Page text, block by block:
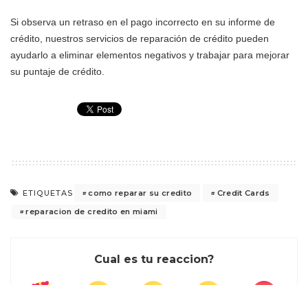
Si observa un retraso en el pago incorrecto en su informe de
crédito, nuestros servicios de reparación de crédito pueden
ayudarlo a eliminar elementos negativos y trabajar para mejorar
su puntaje de crédito.
ETIQUETAS como reparar su credito
Credit Cards
reparacion de credito en miami
Cual es tu reaccion?